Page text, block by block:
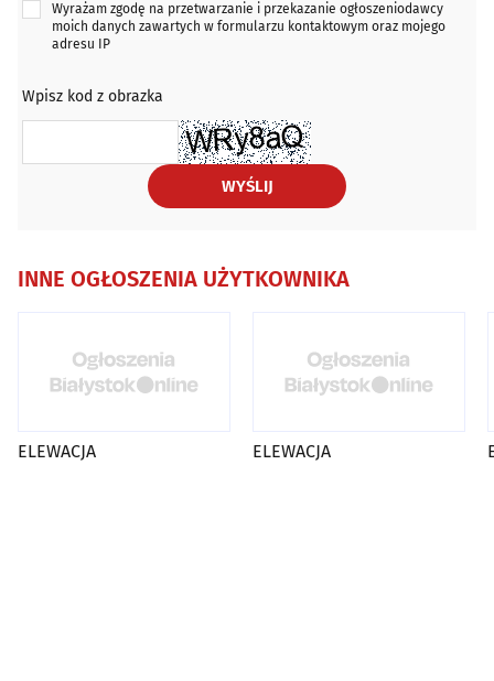
Wyrażam zgodę na przetwarzanie i przekazanie ogłoszeniodawcy
moich danych zawartych w formularzu kontaktowym oraz mojego
adresu IP
Wpisz kod z obrazka
WYŚLIJ
INNE OGŁOSZENIA UŻYTKOWNIKA
ELEWACJA ELEWACJA